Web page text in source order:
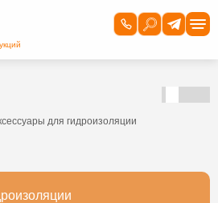
для гидроизоляции